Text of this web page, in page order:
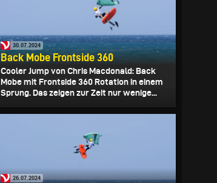
30.07.2024
Back Mobe Frontside 360
Cooler Jump von Chris Macdonald: Back
Mobe mit Frontside 360 Rotation in einem
Sprung. Das zeigen zur Zeit nur wenige...
26.07.2024